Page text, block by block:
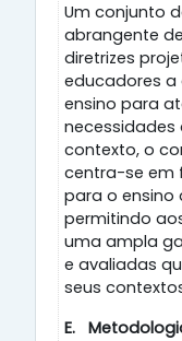
Um conjunto
abrangente
diretrizes
educadores
ensino para
necessidades
contexto, o
centra-se em
para o ensino
permitindo
uma ampla
e avaliadas
seus
E.